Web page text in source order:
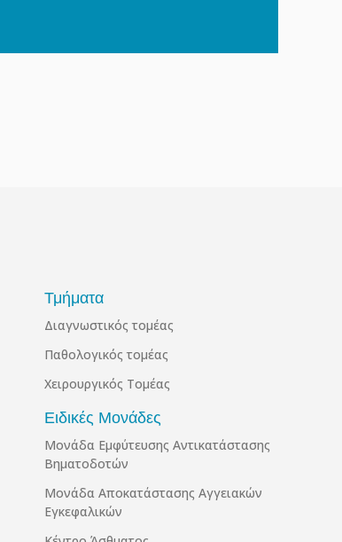
Τμήματα
Διαγνωστικός τομέας
Παθολογικός τομέας
Χειρουργικός Τομέας
Ειδικές Μονάδες
Μονάδα Εμφύτευσης Αντικατάστασης
Βηματοδοτών
Μονάδα Αποκατάστασης Αγγειακών
Εγκεφαλικών